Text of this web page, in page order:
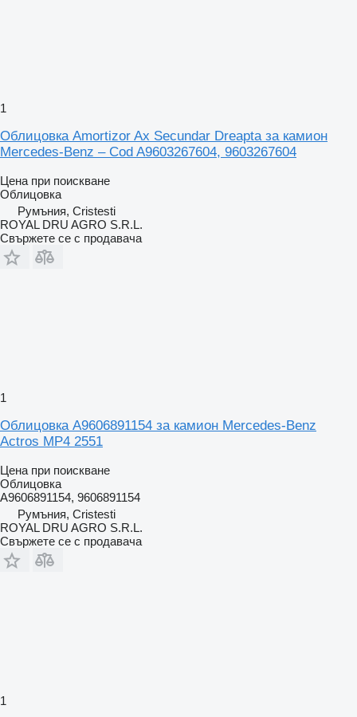
1
Облицовка Amortizor Ax Secundar Dreapta за камион
Mercedes-Benz – Cod A9603267604, 9603267604
Цена при поискване
Облицовка
Румъния, Cristesti
ROYAL DRU AGRO S.R.L.
Свържете се с продавача
1
Облицовка A9606891154 за камион Mercedes-Benz
Actros MP4 2551
Цена при поискване
Облицовка
A9606891154, 9606891154
Румъния, Cristesti
ROYAL DRU AGRO S.R.L.
Свържете се с продавача
1